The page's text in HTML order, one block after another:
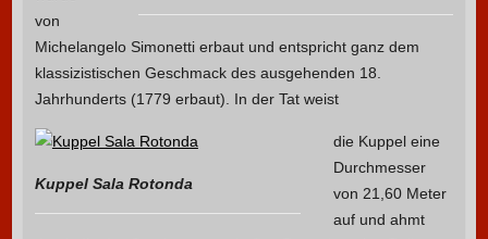
von
Michelangelo Simonetti erbaut und entspricht ganz dem
klassizistischen Geschmack des ausgehenden 18.
Jahrhunderts (1779 erbaut). In der Tat weist
Kuppel Sala Rotonda
die Kuppel eine
Durchmesser
von 21,60 Meter
auf und ahmt